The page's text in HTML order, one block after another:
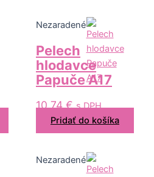
Nezaradené
Pelech
hlodavce
Papuče A17
10,74€ s DPH
Pridať do košíka
Nezaradené